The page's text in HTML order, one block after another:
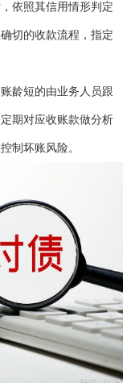
依照其信用情形判定
切的收款流程，指定
龄短的由业务人员跟
期对应收账款做分析
制坏账风险。